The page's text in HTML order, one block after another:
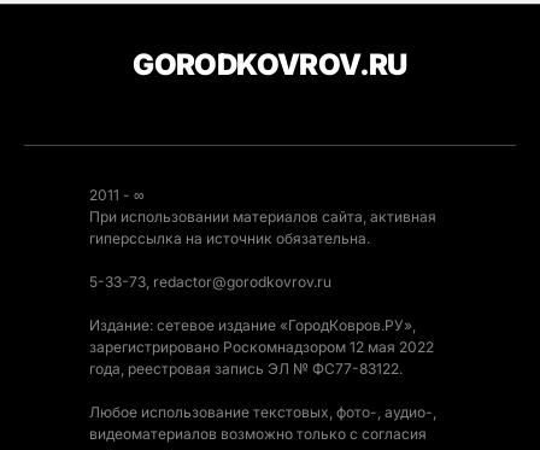
GORODKOVROV.RU
2011 - ∞
При использовании материалов сайта, активная
гиперссылка на источник обязательна.
5-33-73, redactor@gorodkovrov.ru
Издание: сетевое издание «ГородКовров.РУ»,
зарегистрировано Роскомнадзором 12 мая 2022
года, реестровая запись ЭЛ № ФС77-83122.
Любое использование текстовых, фото-, аудио-,
видеоматериалов возможно только с согласия